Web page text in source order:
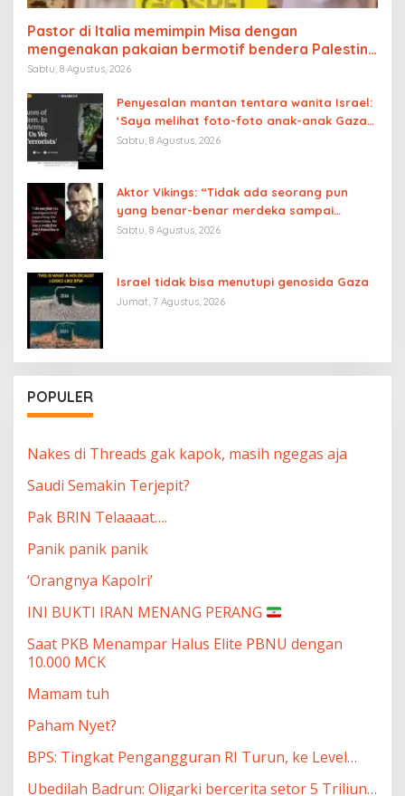
Pastor di Italia memimpin Misa dengan
mengenakan pakaian bermotif bendera Palestina
Sabtu, 8 Agustus, 2026
Penyesalan mantan tentara wanita Israel:
‘Saya melihat foto-foto anak-anak Gaza
yang tewas. Di militer, kami diberi tahu
Sabtu, 8 Agustus, 2026
Aktor Vikings: “Tidak ada seorang pun
yang benar-benar merdeka sampai
Palestina merdeka”
Sabtu, 8 Agustus, 2026
Israel tidak bisa menutupi genosida Gaza
Jumat, 7 Agustus, 2026
POPULER
Nakes di Threads gak kapok, masih ngegas aja
Saudi Semakin Terjepit?
Pak BRIN Telaaaat….
Panik panik panik
‘Orangnya Kapolri’
INI BUKTI IRAN MENANG PERANG
Saat PKB Menampar Halus Elite PBNU dengan
10.000 MCK
Mamam tuh
Paham Nyet?
BPS: Tingkat Pengangguran RI Turun, ke Level…
Ubedilah Badrun: Oligarki bercerita setor 5 Triliun…